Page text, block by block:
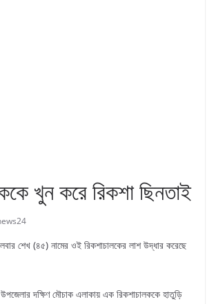
খুন করে রিকশা ছিনতাই
শেখ (৪৫) নামের ওই রিকশাচালকের লাশ উদ্ধার করেছে
উপজেলার দক্ষিণ মৌচাক এলাকায় এক রিকশাচালককে হাতুড়ি